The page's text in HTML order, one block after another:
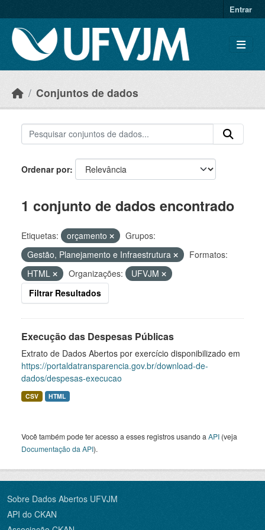
Entrar
Conjuntos de dados
Ordenar por
1 conjunto de dados encontrado
Etiquetas: orçamento
Grupos:
Gestão, Planejamento e Infraestrutura
Formatos:
HTML
Organizações:
UFVJM
Filtrar Resultados
Execução das Despesas Públicas
Extrato de Dados Abertos por exercício disponibilizado em
https://portaldatransparencia.gov.br/download-de-
dados/despesas-execucao
CSV HTML
Você também pode ter acesso a esses registros usando a API (veja
Documentação da API).
Sobre Dados Abertos UFVJM
API do CKAN